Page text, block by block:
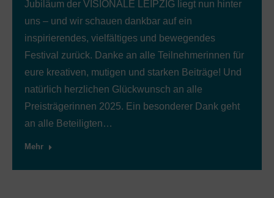
Jubiläum der VISIONALE LEIPZIG liegt nun hinter
uns – und wir schauen dankbar auf ein
inspirierendes, vielfältiges und bewegendes
Festival zurück. Danke an alle Teilnehmerinnen für
eure kreativen, mutigen und starken Beiträge! Und
natürlich herzlichen Glückwunsch an alle
Preisträgerinnen 2025. Ein besonderer Dank geht
an alle Beteiligten…
Mehr